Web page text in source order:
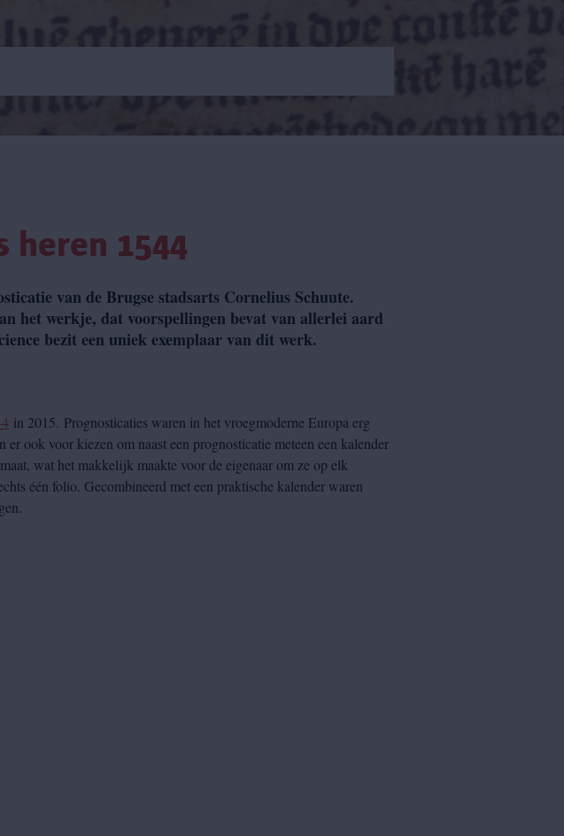
heren 1544
van de Brugse stadsarts Cornelius Schuute.
het werkje, dat voorspellingen bevat van allerlei aard
bezit een uniek exemplaar van dit werk.
in 2015. Prognosticaties waren in het vroegmoderne Europa erg
ook voor kiezen om naast een prognosticatie meteen een kalender
wat het makkelijk maakte voor de eigenaar om ze op elk
één folio. Gecombineerd met een praktische kalender waren